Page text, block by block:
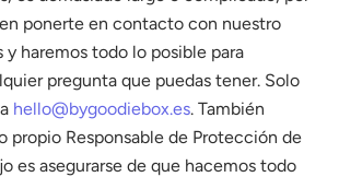
ponerte en contacto con nuestro
y haremos todo lo posible para
pregunta que puedas tener. Solo
hello@bygoodiebox.es. También
propio Responsable de Protección de
es asegurarse de que hacemos todo